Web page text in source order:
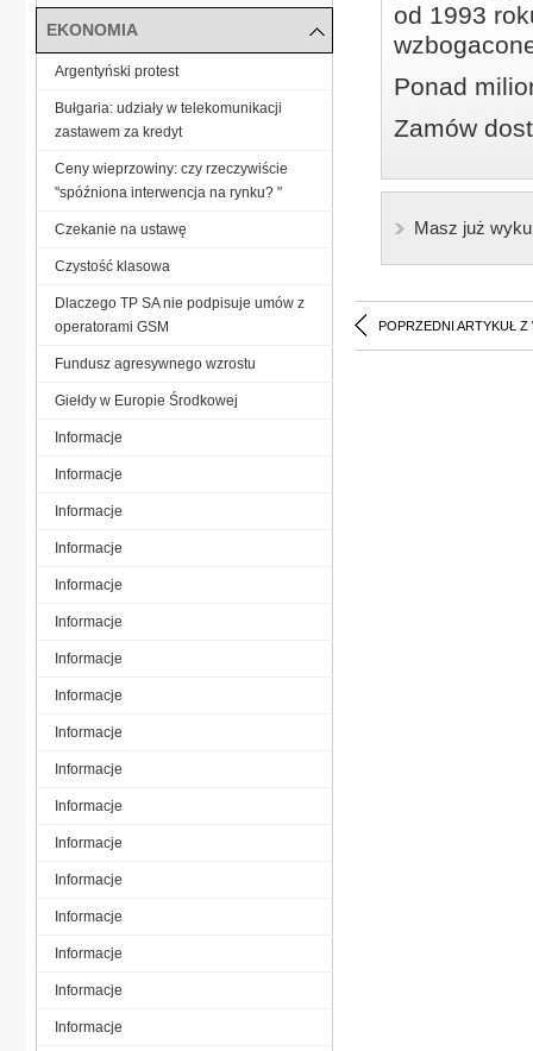
od 1993
Ponad
Zamów
Masz już
POPRZEDNI ARTYKUŁ Z
EKONOMIA
Argentyński protest
Bułgaria: udziały w telekomunikacji
zastawem za kredyt
Ceny wieprzowiny: czy rzeczywiście
"spóźniona interwencja na rynku? "
Czekanie na ustawę
Czystość klasowa
Dlaczego TP SA nie podpisuje umów z
operatorami GSM
Fundusz agresywnego wzrostu
Giełdy w Europie Środkowej
Informacje
Informacje
Informacje
Informacje
Informacje
Informacje
Informacje
Informacje
Informacje
Informacje
Informacje
Informacje
Informacje
Informacje
Informacje
Informacje
Informacje